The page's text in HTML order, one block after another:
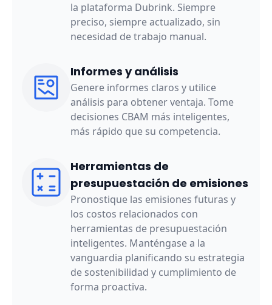
la plataforma Dubrink. Siempre
preciso, siempre actualizado, sin
necesidad de trabajo manual.
Informes y análisis
Genere informes claros y utilice
análisis para obtener ventaja. Tome
decisiones CBAM más inteligentes,
más rápido que su competencia.
Herramientas de
presupuestación de emisiones
Pronostique las emisiones futuras y
los costos relacionados con
herramientas de presupuestación
inteligentes. Manténgase a la
vanguardia planificando su estrategia
de sostenibilidad y cumplimiento de
forma proactiva.